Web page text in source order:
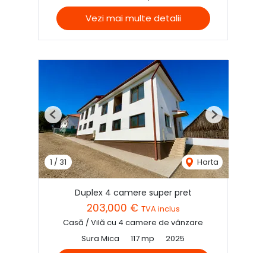
Vezi mai multe detalii
1 / 31 Harta
Previous Next
Duplex 4 camere super pret
203,000 € TVA inclus
Casă / Vilă cu 4 camere de vânzare
Sura Mica
117 mp 2025